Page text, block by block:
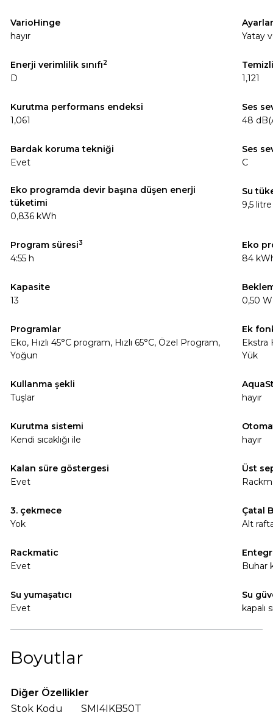
VarioHinge
hayır
Yatay
Enerji verimlilik sınıfı2
D
1,121
Kurutma performans endeksi
1,061
Ses
48
Bardak koruma tekniği
Evet
Ses
C
Eko programda devir başına düşen enerji
tüketimi
0,836 kWh
Su
9,5 litre
Program süresi3
4:55 h
Eko
84
Kapasite
13
0,50 W
Programlar
Eko, Hızlı 45°C program, Hızlı 65°C, Özel Program,
Yoğun
Ek
Ekstra
Yük
Kullanma şekli
Tuşlar
hayır
Kurutma sistemi
Kendi sıcaklığı ile
hayır
Kalan süre göstergesi
Evet
Üst
3. çekmece
Yok
Çatal
Alt
Rackmatic
Evet
Buhar
Su yumaşatıcı
Evet
Su
kapalı
Boyutlar
Diğer Özellikler
Stok Kodu
SMI4IKB50T